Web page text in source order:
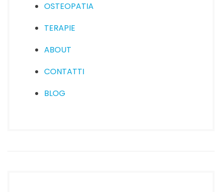
OSTEOPATIA
TERAPIE
ABOUT
CONTATTI
BLOG